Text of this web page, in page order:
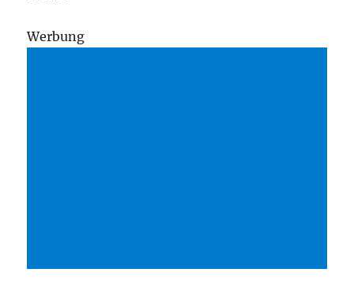
Wer­bung